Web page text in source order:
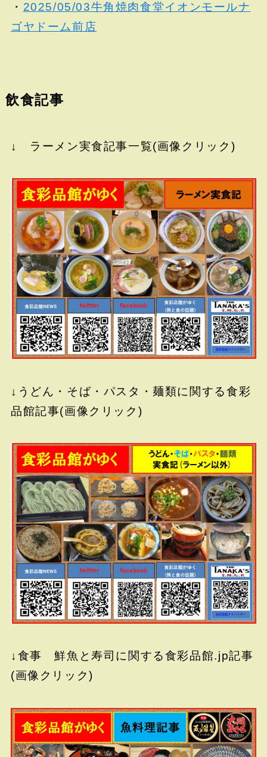
・ 2025/05/03牛角焼肉食堂イオンモールナ
ゴヤドーム前店
飲食記事
↓ ラーメン実食記事一覧(画像クリック)
↓うどん・そば・パスタ・麺類に関する食彩
品館記事(画像クリック)
↓食事 鮮魚と寿司に関する食彩品館.jp記事
(画像クリック)